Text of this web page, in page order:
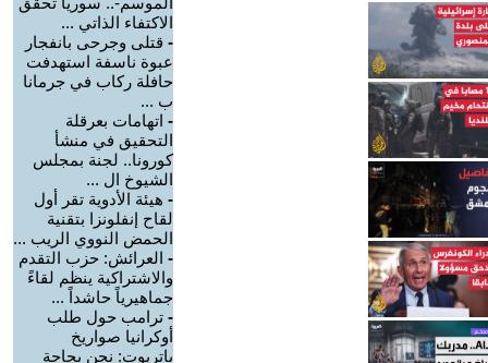
الاكتفاء الذاتي ...
- قتلى وجرحى بانفجار
عبوة ناسفة استهدفت
حافلة ركاب في جرمانا
ب ...
- اتهامات بعرقلة
التحقيق في منشأ
كورونا.. لجنة بمجلس
الشيوخ ال ...
- هيئة الأدوية تقر أول
لقاح إنفلونزا بتقنية
الحمض النووي الريب ...
- العرائش: حزب التقدم
والاشتراكية ينظم لقاءً
جماهيرياً حاشداً ...
- ترامب حول طلب
أوكرانيا صواريخ
باتريوت: نحن بحاجة